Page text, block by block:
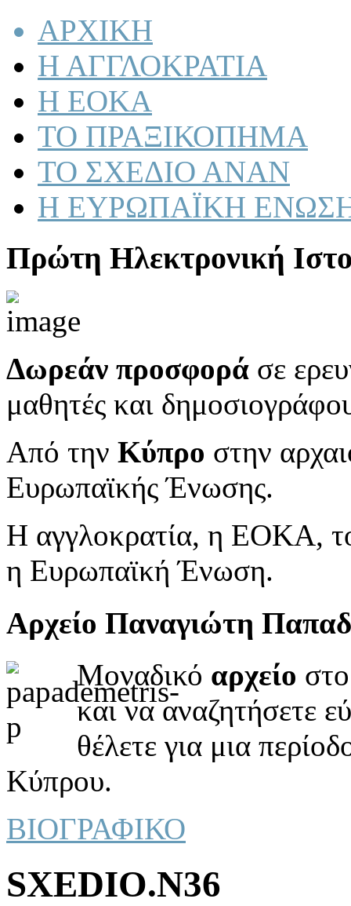
ΑΡΧΙΚΗ
Η ΑΓΓΛΟΚΡΑΤΙΑ
Η ΕΟΚΑ
ΤΟ ΠΡΑΞΙΚΟΠΗΜΑ
ΤΟ ΣΧΕΔΙΟ ΑΝΑΝ
Η ΕΥΡΩΠΑΪΚΗ
Πρώτη Ηλεκτρονική
Δωρεάν προσφορά σε
μαθητές και
Από την Κύπρο στην
Ευρωπαϊκής Ένωσης.
Η αγγλοκρατία, η ΕΟΚΑ,
η Ευρωπαϊκή Ένωση.
Αρχείο Παναγιώτη
Μοναδικό αρχείο
και να αναζητήσετε
θέλετε για μια
Κύπρου.
ΒΙΟΓΡΑΦΙΚΟ
SXEDIO.N36